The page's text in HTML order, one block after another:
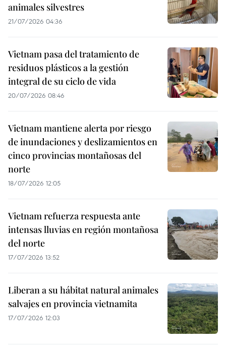
animales silvestres
21/07/2026 04:36
Vietnam pasa del tratamiento de
residuos plásticos a la gestión
integral de su ciclo de vida
20/07/2026 08:46
Vietnam mantiene alerta por riesgo
de inundaciones y deslizamientos en
cinco provincias montañosas del
norte
18/07/2026 12:05
Vietnam refuerza respuesta ante
intensas lluvias en región montañosa
del norte
17/07/2026 13:52
Liberan a su hábitat natural animales
salvajes en provincia vietnamita
17/07/2026 12:03